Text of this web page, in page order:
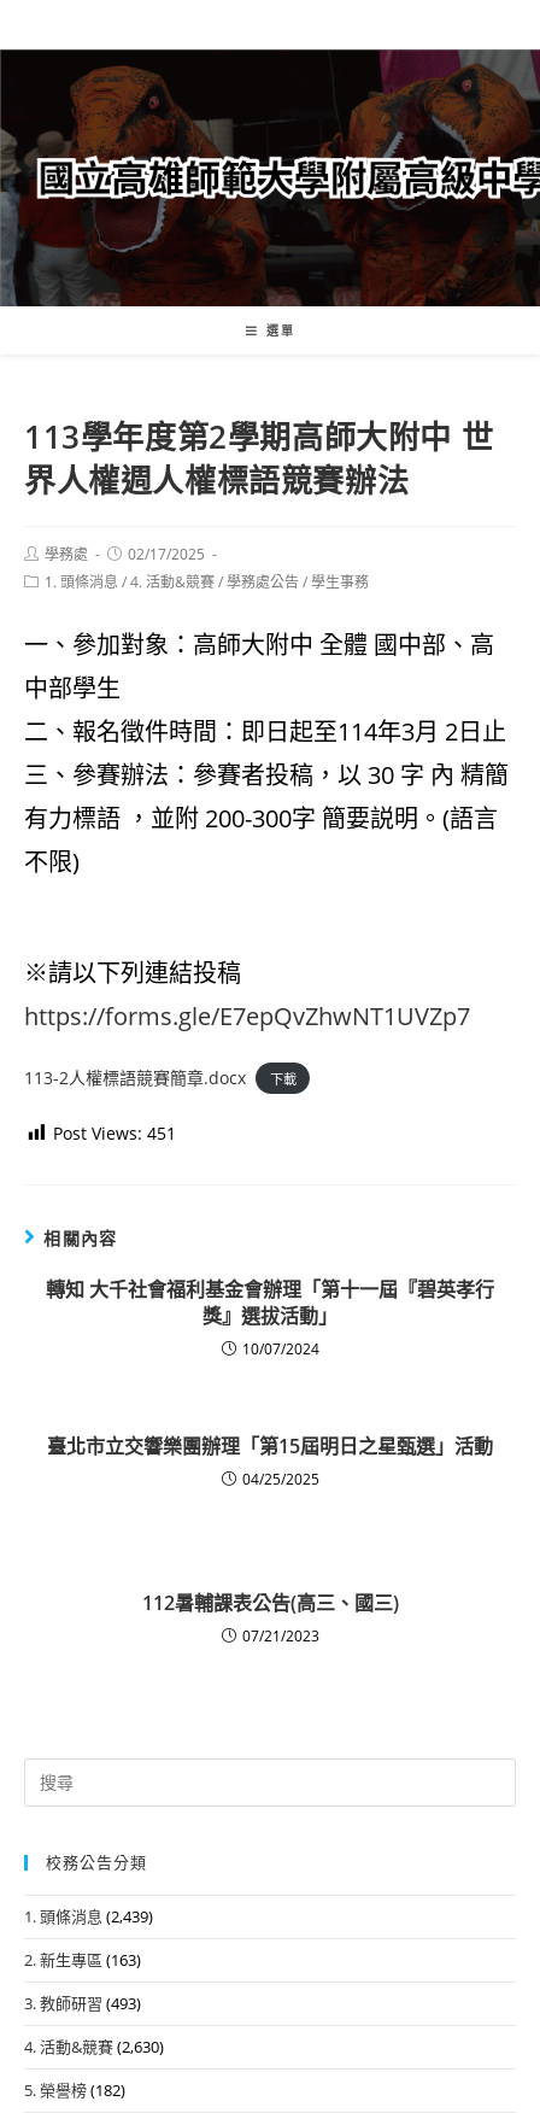
轉
要
內
容
選單
113學年度第2學期高師大附中 世
界人權週人權標語競賽辦法
Post
author:
學務處
Post
published:
02/17/2025
Post1. 頭條消息 /4. 活動&競賽/學務處公告/學生事務
一、參加對象：高師大附中 全體 國中部、高
中部學生
二、報名徵件時間：即日起至114年3月 2日止
三、參賽辦法：參賽者投稿，以 30 字 內 精簡
有力標語 ，並附 200-300字 簡要説明。(語言
不限)
※請以下列連結投稿
https://forms.gle/E7epQvZhwNT1UVZp7
113-2人權標語競賽簡章.docx 下載
Post Views: 451
相關內容
轉知 大千社會福利基金會辦理「第十一屆『碧英孝行
獎』選拔活動」
10/07/2024
臺北市立交響樂團辦理「第15屆明日之星甄選」活動
04/25/2025
112暑輔課表公告(高三、國三)
07/21/2023
Search
for:
校務公告分類
1. 頭條消息 (2,439)
2. 新生專區 (163)
3. 教師研習 (493)
4. 活動&競賽(2,630)
5. 榮譽榜(182)